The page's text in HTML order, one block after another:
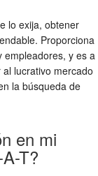
lo exija, obtener
Proporciona
empleadores, y es a
lucrativo mercado
la búsqueda de
en mi
T?